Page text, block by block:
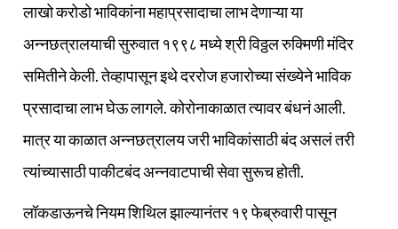
लाखो करोडो भाविकांना महाप्रसादाचा लाभ देणाऱ्या या
अन्नछत्रालयाची सुरुवात १९९८ मध्ये श्री विठ्ठल रुक्मिणी मंदिर
समितीने केली. तेव्हापासून इथे दररोज हजारोच्या संख्येने भाविक
प्रसादाचा लाभ घेऊ लागले. कोरोनाकाळात त्यावर बंधनं आली.
मात्र या काळात अन्नछत्रालय जरी भाविकांसाठी बंद असलं तरी
त्यांच्यासाठी पाकीटबंद अन्नवाटपाची सेवा सुरूच होती.
लॉकडाऊनचे नियम शिथिल झाल्यानंतर १९ फेब्रुवारी पासून